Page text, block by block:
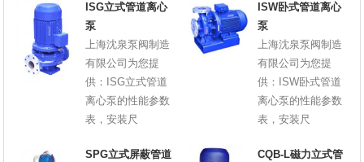
ISG立式管道离心
泵
上海沈泉泵阀制造
有限公司为您提
供：ISG立式管道
离心泵的性能参数
表，安装尺
ISW卧式管道离心
泵
上海沈泉泵阀制造
有限公司为您提
供：ISW卧式管道
离心泵的性能参数
表，安装尺
SPG立式屏蔽管道
CQB-L磁力立式管